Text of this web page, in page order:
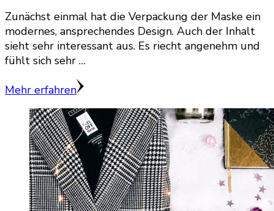
Zunächst einmal hat die Verpackung der Maske ein
modernes, ansprechendes Design. Auch der Inhalt
sieht sehr interessant aus. Es riecht angenehm und
fühlt sich sehr …
Mehr erfahren